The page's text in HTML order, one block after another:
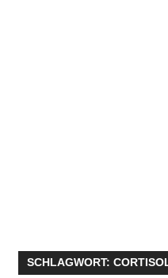
SCHLAGWORT: